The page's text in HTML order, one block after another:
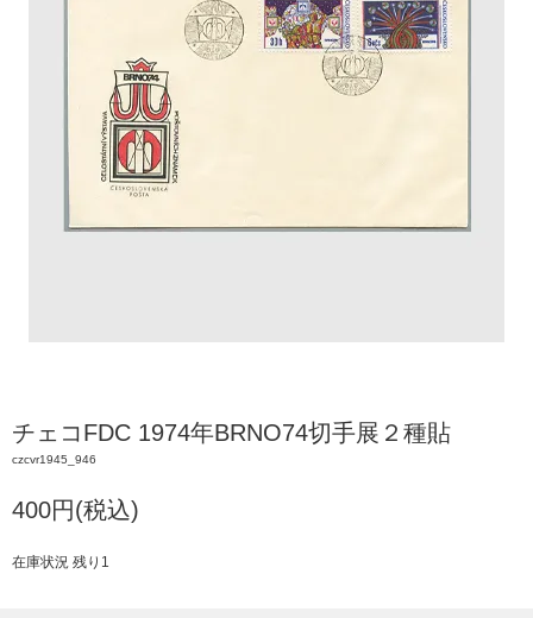
チェコFDC 1974年BRNO74切手展２種貼
czcvr1945_946
400円(税込)
在庫状況 残り1